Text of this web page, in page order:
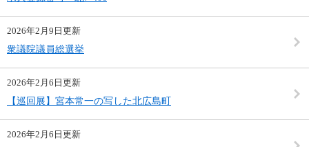
2026年2月9日更新
衆議院議員総選挙
2026年2月6日更新
【巡回展】宮本常一の写した北広島町
2026年2月6日更新